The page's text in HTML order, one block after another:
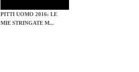
PITTI UOMO 2016: LE
MIE STRINGATE M...